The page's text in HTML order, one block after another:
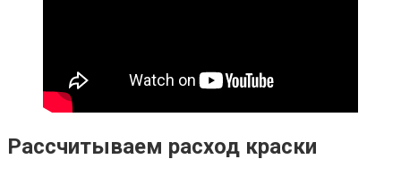
Рассчитываем расход краски